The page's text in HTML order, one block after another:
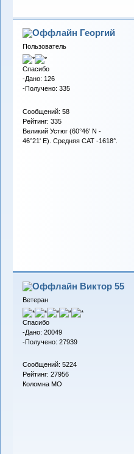
Георгий
Пользователь
Спасибо
-Дано: 126
-Получено: 335
Сообщений: 58
Рейтинг: 335
Великий Устюг (60°46' N -
46°21' E). Средняя САТ -1618°.
Виктор 55
Ветеран
Спасибо
-Дано: 20049
-Получено: 27939
Сообщений: 5224
Рейтинг: 27956
Коломна МО